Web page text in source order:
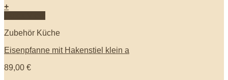
+
Zubehör Küche
Eisenpfanne mit Hakenstiel klein a
89,00 €